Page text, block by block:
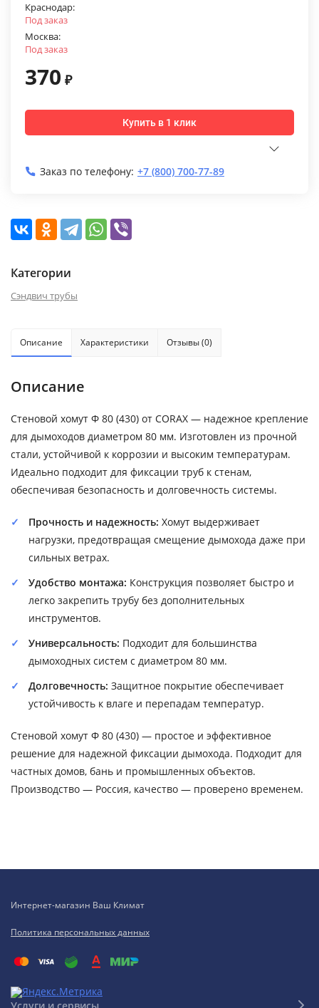
Краснодар:
Под заказ
Москва:
Под заказ
370 ₽
Купить в 1 клик
Заказ по телефону: +7 (800) 700-77-89
Категории
Сэндвич трубы
Описание Характеристики Отзывы (0)
Описание
Стеновой хомут Ф 80 (430) от CORAX — надежное крепление
для дымоходов диаметром 80 мм. Изготовлен из прочной
стали, устойчивой к коррозии и высоким температурам.
Идеально подходит для фиксации труб к стенам,
обеспечивая безопасность и долговечность системы.
Прочность и надежность: Хомут выдерживает
нагрузки, предотвращая смещение дымохода даже при
сильных ветрах.
Удобство монтажа: Конструкция позволяет быстро и
легко закрепить трубу без дополнительных
инструментов.
Универсальность: Подходит для большинства
дымоходных систем с диаметром 80 мм.
Долговечность: Защитное покрытие обеспечивает
устойчивость к влаге и перепадам температур.
Стеновой хомут Ф 80 (430) — простое и эффективное
решение для надежной фиксации дымохода. Подходит для
частных домов, бань и промышленных объектов.
Производство — Россия, качество — проверено временем.
Интернет-магазин Ваш Климат
Политика персональных данных
Услуги и сервисы